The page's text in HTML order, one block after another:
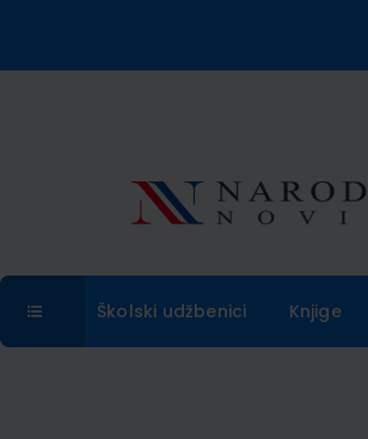
Školski udžbenici Knjige